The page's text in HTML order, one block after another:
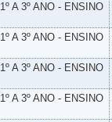
A 3º ANO - ENSINO
A 3º ANO - ENSINO
A 3º ANO - ENSINO
A 3º ANO - ENSINO